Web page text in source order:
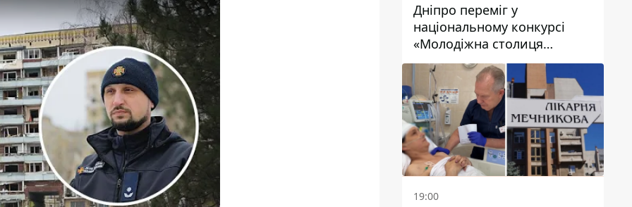
Дніпро переміг у
національному конкурсі
«Молодіжна столиця
України – 2026»
19:00